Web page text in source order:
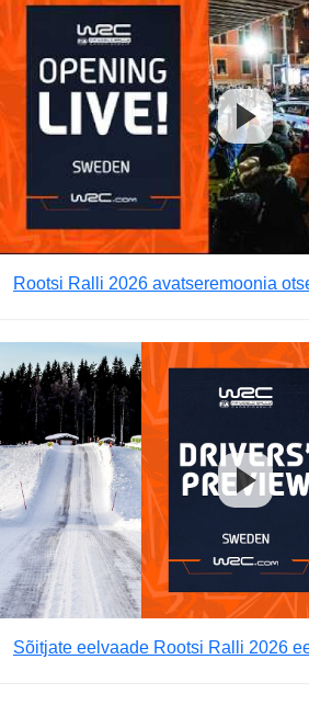
Rootsi Ralli 2026 avatseremoonia
Sõitjate eelvaade Rootsi Ralli 2026